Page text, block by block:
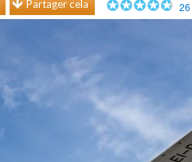
Partager cela 26